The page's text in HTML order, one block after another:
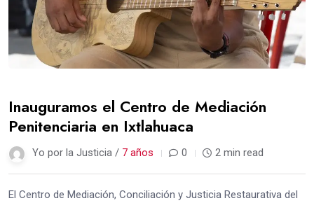
Inauguramos el Centro de Mediación
Penitenciaria en Ixtlahuaca
Yo por la Justicia / 7 años 0 2 min read
El Centro de Mediación, Conciliación y Justicia Restaurativa del